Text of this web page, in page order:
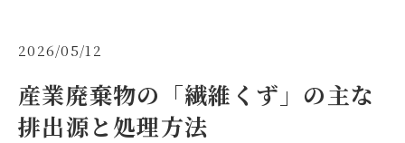
2026/05/12
産業廃棄物の「繊維くず」の主な
排出源と処理方法